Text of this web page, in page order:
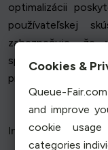
optimalizácii
používateľskej
zabezpečuje, že
spoľahlivé aj pri
prostredí webových
Interpretácia
Cookies &
Queue-
and improve
cookie
categories